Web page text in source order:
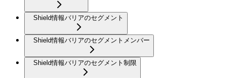
Shield情報バリアのセグメント
Shield情報バリアのセグメントメンバー
Shield情報バリアのセグメント制限